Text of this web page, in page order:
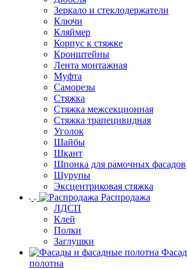
Зеркало и стеклодержатели
Ключи
Кляймер
Корпус к стяжке
Кронштейны
Лента монтажная
Муфта
Саморезы
Стяжка
Стяжка межсекционная
Стяжка трапецивидная
Уголок
Шайбы
Шкант
Шпонка для рамочных фасадов
Шурупы
Эксцентриковая стяжка
Распродажа
ЛДСП
Клей
Полки
Заглушки
полотна